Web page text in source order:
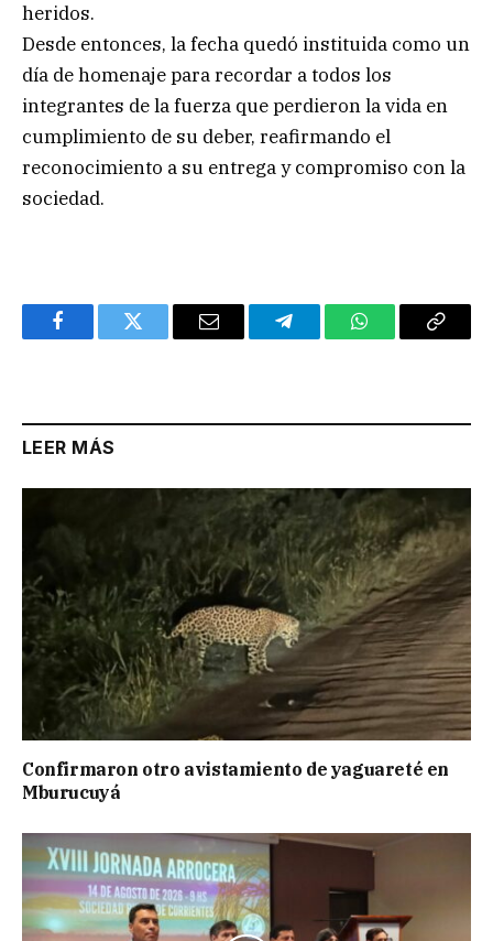
heridos.
Desde entonces, la fecha quedó instituida como un
día de homenaje para recordar a todos los
integrantes de la fuerza que perdieron la vida en
cumplimiento de su deber, reafirmando el
reconocimiento a su entrega y compromiso con la
sociedad.
FacebookTwitter Email TelegramWhatsAppCopy
LEER MÁS
Confirmaron otro avistamiento de yaguareté en
Mburucuyá